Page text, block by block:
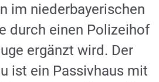
im niederbayerischen
durch einen Polizeihof
ergänzt wird. Der
ist ein Passivhaus mit